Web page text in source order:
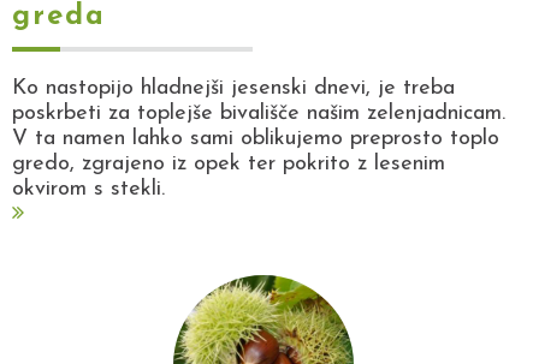
greda
Ko nastopijo hladnejši jesenski dnevi, je treba
poskrbeti za toplejše bivališče našim zelenjadnicam.
V ta namen lahko sami oblikujemo preprosto toplo
gredo, zgrajeno iz opek ter pokrito z lesenim
okvirom s stekli.